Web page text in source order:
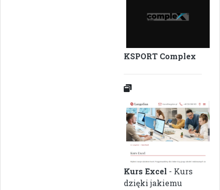
KSPORT Complex
Kurs Excel - Kurs
dzięki jakiemu